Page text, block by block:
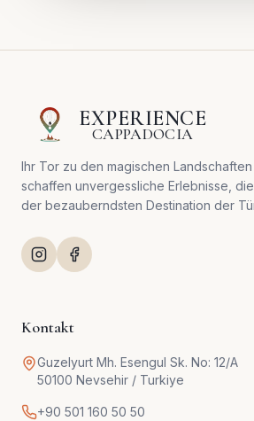
EXPERIENCE
CAPPADOCIA
Ihr Tor zu den magischen
schaffen unvergessliche Erlebnisse,
der bezauberndsten Destination der
Kontakt
Guzelyurt Mh. Esengul Sk. No: 12/A
50100 Nevsehir / Turkiye
+90 501 160 50 50